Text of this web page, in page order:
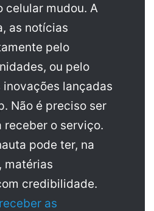
celular mudou. A
as notícias
pelo
ou pelo
inovações lançadas
Não é preciso ser
receber o serviço.
pode ter, na
matérias
credibilidade.
receber as